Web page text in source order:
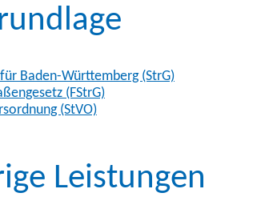
Baden-Württemberg (StrG)
(FStrG)
(StVO)
Leistungen